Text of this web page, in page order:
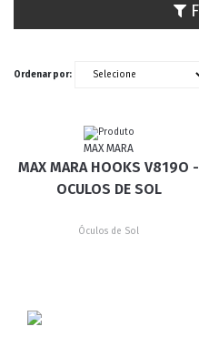
Ordenar por:
MAX MARA
MAX MARA HOOKS V819O -
OCULOS DE SOL
Óculos de Sol